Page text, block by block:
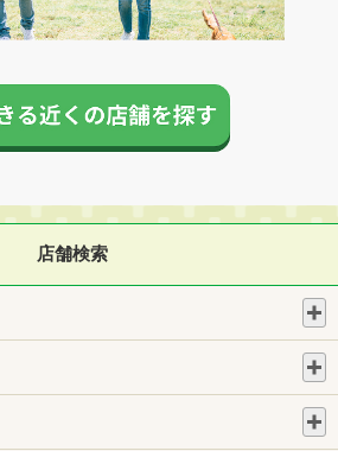
店舗検索